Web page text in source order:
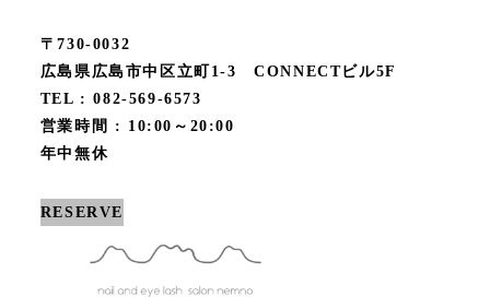
〒730-0032
広島県広島市中区立町1-3 CONNECTビル5F
TEL : 082-569-6573
営業時間 : 10:00～20:00
年中無休
RESERVE